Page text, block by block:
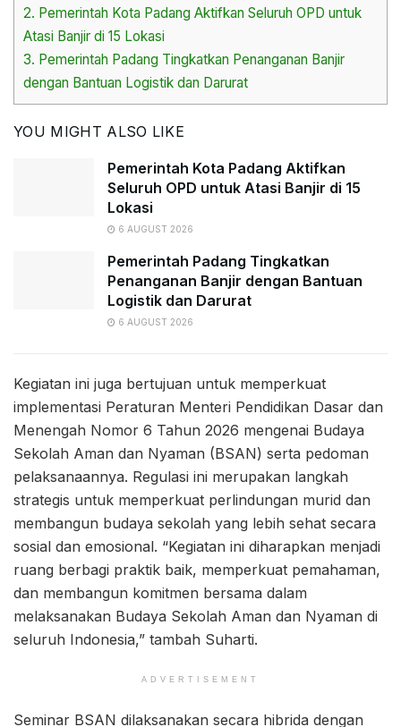
2. Pemerintah Kota Padang Aktifkan Seluruh OPD untuk
Atasi Banjir di 15 Lokasi
3. Pemerintah Padang Tingkatkan Penanganan Banjir
dengan Bantuan Logistik dan Darurat
YOU MIGHT ALSO LIKE
Pemerintah Kota Padang Aktifkan
Seluruh OPD untuk Atasi Banjir di 15
Lokasi
6 AUGUST 2026
Pemerintah Padang Tingkatkan
Penanganan Banjir dengan Bantuan
Logistik dan Darurat
6 AUGUST 2026
Kegiatan ini juga bertujuan untuk memperkuat
implementasi Peraturan Menteri Pendidikan Dasar dan
Menengah Nomor 6 Tahun 2026 mengenai Budaya
Sekolah Aman dan Nyaman (BSAN) serta pedoman
pelaksanaannya. Regulasi ini merupakan langkah
strategis untuk memperkuat perlindungan murid dan
membangun budaya sekolah yang lebih sehat secara
sosial dan emosional. “Kegiatan ini diharapkan menjadi
ruang berbagi praktik baik, memperkuat pemahaman,
dan membangun komitmen bersama dalam
melaksanakan Budaya Sekolah Aman dan Nyaman di
seluruh Indonesia,” tambah Suharti.
ADVERTISEMENT
Seminar BSAN dilaksanakan secara hibrida dengan